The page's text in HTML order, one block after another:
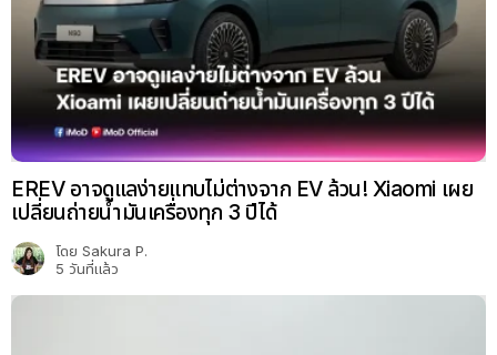
EREV อาจดูแลง่ายแทบไม่ต่างจาก EV ล้วน! Xiaomi เผย
เปลี่ยนถ่ายน้ำมันเครื่องทุก 3 ปีได้
โดย Sakura P.
5 วันที่แล้ว